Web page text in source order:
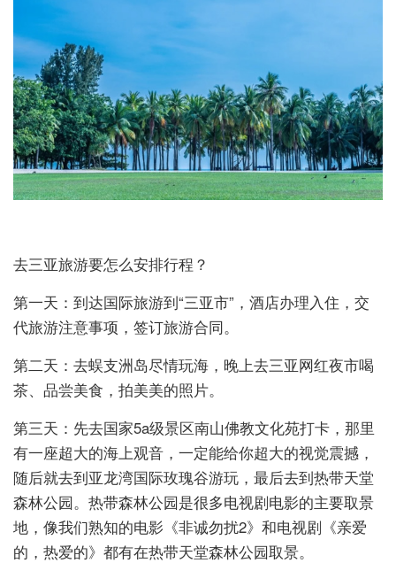
去三亚旅游要怎么安排行程？
第一天：到达国际旅游到“三亚市”，酒店办理入住，交
代旅游注意事项，签订旅游合同。
第二天：去蜈支洲岛尽情玩海，晚上去三亚网红夜市喝
茶、品尝美食，拍美美的照片。
第三天：先去国家5a级景区南山佛教文化苑打卡，那里
有一座超大的海上观音，一定能给你超大的视觉震撼，
随后就去到亚龙湾国际玫瑰谷游玩，最后去到热带天堂
森林公园。热带森林公园是很多电视剧电影的主要取景
地，像我们熟知的电影《非诚勿扰2》和电视剧《亲爱
的，热爱的》都有在热带天堂森林公园取景。